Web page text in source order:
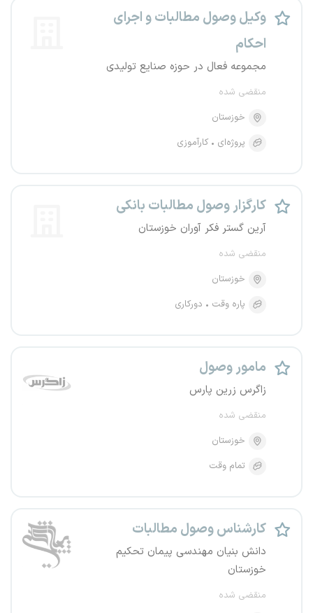
وکیل وصول مطالبات و اجرای
احکام
مجموعه فعال در حوزه صنایع تولیدی
منقضی شده
خوزستان
پروژه‌ای
کارآموزی
کارگزار وصول مطالبات بانکی
آرین گستر فکر آوران خوزستان
منقضی شده
خوزستان
پاره وقت
دورکاری
مامور وصول
زاگرس زرین پارس
منقضی شده
خوزستان
تمام وقت
کارشناس وصول مطالبات
دانش بنیان مهندسی پیمان تحکیم
خوزستان
منقضی شده